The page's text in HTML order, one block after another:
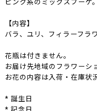
ピンク系のミックスブーケ。
【内容】
バラ、ユリ、フィラーフラ
花瓶は付きません。
お届け先地域のフラワーシ
お花の内容は入荷・在庫状
* 誕生日